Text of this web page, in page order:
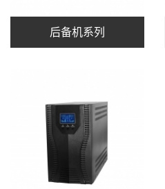
后备机系列